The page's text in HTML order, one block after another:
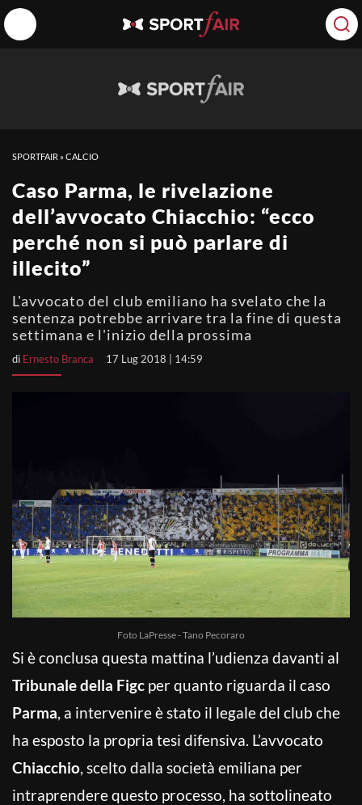
SPORTFAIR »CALCIO
Caso Parma, le rivelazione
dell’avvocato Chiacchio: “ecco
perché non si può parlare di
illecito”
L'avvocato del club emiliano ha svelato che la
sentenza potrebbe arrivare tra la fine di questa
settimana e l'inizio della prossima
di Ernesto Branca 17 Lug 2018 | 14:59
Foto LaPresse - Tano Pecoraro
Si è conclusa questa mattina l’udienza davanti al
Tribunale della Figc per quanto riguarda il caso
Parma, a intervenire è stato il legale del club che
ha esposto la propria tesi difensiva. L’avvocato
Chiacchio, scelto dalla società emiliana per
intraprendere questo processo, ha sottolineato